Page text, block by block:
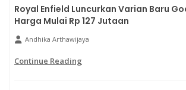
Royal Enfield Luncurkan Varian Baru
Harga Mulai Rp 127 Jutaan
Andhika Arthawijaya
Continue Reading